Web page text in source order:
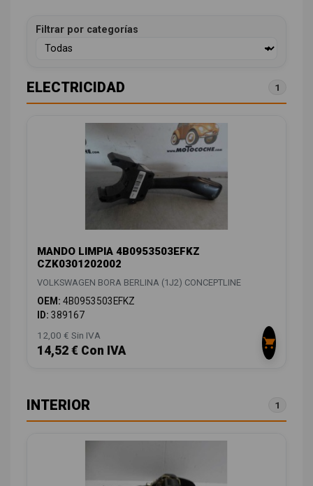
Filtrar por categorías
ELECTRICIDAD 1
MANDO LIMPIA 4B0953503EFKZ
CZK0301202002
VOLKSWAGEN BORA BERLINA (1J2) CONCEPTLINE
OEM: 4B0953503EFKZ
ID: 389167
12,00 € Sin IVA
14,52 € Con IVA
INTERIOR 1